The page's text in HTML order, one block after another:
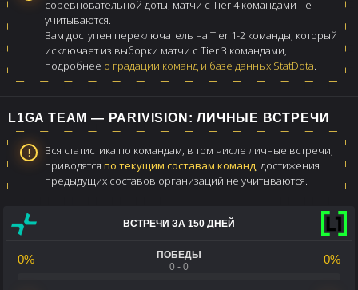
соревновательной доты, матчи с Tier 4 командами не
учитываются.
Вам доступен переключатель на Tier 1-2 команды, который
исключает из выборки матчи с Tier 3 командами,
подробнее о градации команд и базе данных StatDota.
L1GA TEAM — PARIVISION: ЛИЧНЫЕ ВСТРЕЧИ
Вся статистика по командам, в том числе личные встречи,
приводятся по текущим составам команд, достижения
предыдущих составов организаций не учитываются.
ВСТРЕЧИ ЗА 150 ДНЕЙ
0%
ПОБЕДЫ
0 - 0
0%